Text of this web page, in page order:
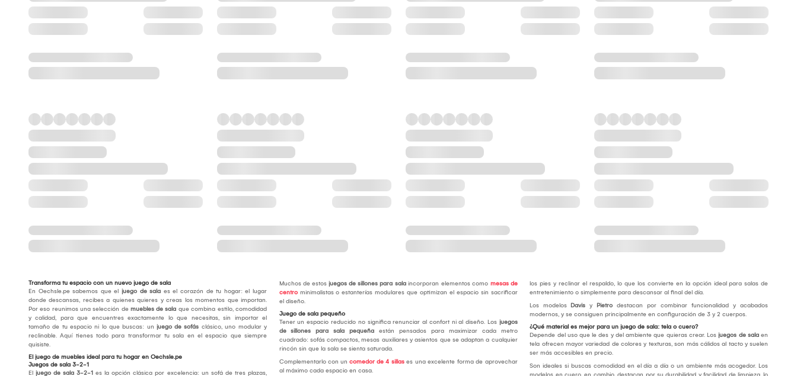
Transforma tu espacio con un nuevo juego de sala
En Oechsle.pe sabemos que el juego de sala es el corazón de tu hogar: el lugar
donde descansas, recibes a quienes quieres y creas los momentos que importan.
Por eso reunimos una selección de muebles de sala que combina estilo, comodidad
y calidad, para que encuentres exactamente lo que necesitas, sin importar el
tamaño de tu espacio ni lo que buscas: un juego de sofás clásico, uno modular y
reclinable. Aquí tienes todo para transformar tu sala en el espacio que siempre
quisiste.
El juego de muebles ideal para tu hogar en Oechsle.pe
Juegos de sala 3-2-1
El juego de sala 3-2-1 es la opción clásica por excelencia: un sofá de tres plazas,
Muchos de estos juegos de sillones para salaincorporan elementos como mesas de
centrominimalistas o estanterías modulares que optimizan el espacio sin sacrificar
el diseño.
Juego de sala pequeño
Tener un espacio reducido no significa renunciar al confort ni al diseño. Los juegos
de sillones para sala pequeñaestán pensados para maximizar cada metro
cuadrado: sofás compactos, mesas auxiliares y asientos que se adaptan a cualquier
rincón sin que la sala se sienta saturada.
Complementarlo con un comedor de 4 sillases una excelente forma de aprovechar
al máximo cada espacio en casa.
los pies y reclinar el respaldo, lo que los convierte en la opción ideal para salas de
entretenimiento o simplemente para descansar al final del día.
Los modelos
Davisy Pietrodestacan por combinar funcionalidad y acabados
modernos, y se consiguen principalmente en configuración de 3 y 2 cuerpos.
¿Qué material es mejor para un juego de sala: tela o cuero?
Depende del uso que le des y del ambiente que quieras crear. Losjuegos de sala en
tela ofrecen mayor variedad de colores y texturas, son más cálidos al tacto y suelen
ser más accesibles en precio.
Son ideales si buscas comodidad en el día a día o un ambiente más acogedor. Los